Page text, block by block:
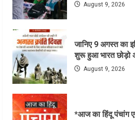
August 9, 2026
जानिए 9 अगस्त का
शुरू हुआ भारत छोड़ो
August 9, 2026
*आज का हिंदू पंचांग